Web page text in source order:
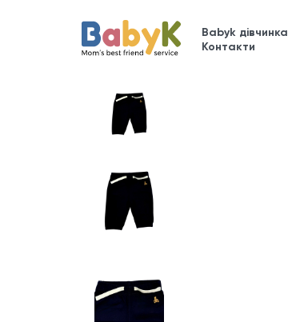
Babyk дівчинка
Контакти